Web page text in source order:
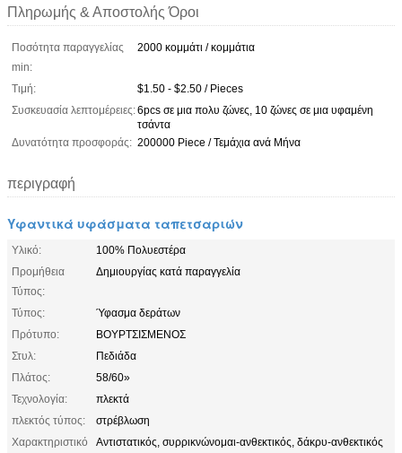
Πληρωμής & Αποστολής Όροι
Ποσότητα παραγγελίας
min:
2000 κομμάτι / κομμάτια
Τιμή:
$1.50 - $2.50 / Pieces
Συσκευασία λεπτομέρειες:6pcs σε μια πολυ ζώνες, 10 ζώνες σε μια υφαμένη
τσάντα
Δυνατότητα προσφοράς: 200000 Piece / Τεμάχια ανά Μήνα
περιγραφή
Υφαντικά υφάσματα ταπετσαριών
Υλικό:
100% Πολυεστέρα
Προμήθεια
Τύπος:
Δημιουργίας κατά παραγγελία
Τύπος:
Ύφασμα δεράτων
Πρότυπο:
ΒΟΥΡΤΣΙΣΜΕΝΟΣ
Στυλ:
Πεδιάδα
Πλάτος:
58/60»
Τεχνολογία:
πλεκτά
πλεκτός τύπος:
στρέβλωση
Χαρακτηριστικό
Αντιστατικός, συρρικνώνομαι-ανθεκτικός, δάκρυ-ανθεκτικός